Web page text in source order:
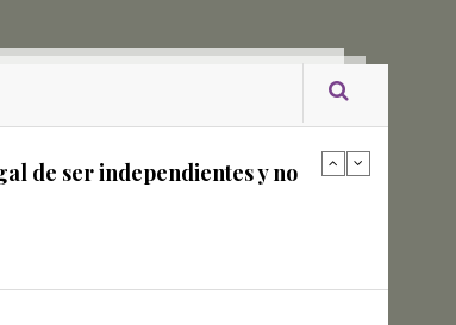
de ser independientes y no
independencia editorial de